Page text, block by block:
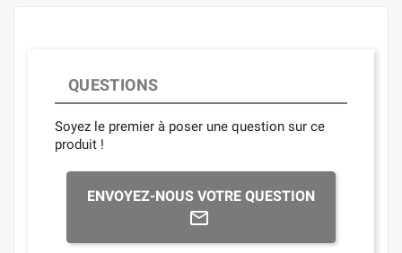
QUESTIONS
Soyez le premier à poser une question sur ce
produit !
ENVOYEZ-NOUS VOTRE QUESTION